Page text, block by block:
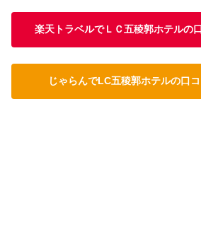
楽天トラベルでＬＣ五稜郭ホテルの
じゃらんでLC五稜郭ホテルの口